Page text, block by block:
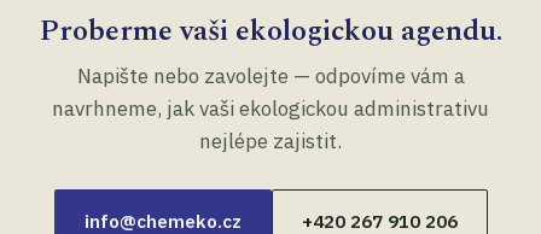
Proberme vaši ekologickou agendu.
Napište nebo zavolejte — odpovíme vám a
navrhneme, jak vaši ekologickou administrativu
nejlépe zajistit.
info@chemeko.cz +420 267 910 206